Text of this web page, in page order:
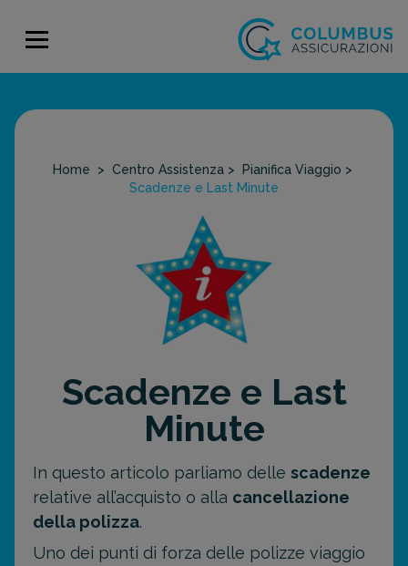
Home > Centro Assistenza > Pianifica Viaggio >
Scadenze e Last Minute
Scadenze e Last
Minute
In questo articolo parliamo delle scadenze
relative all’acquisto o alla cancellazione
della polizza.
Uno dei punti di forza delle polizze viaggio